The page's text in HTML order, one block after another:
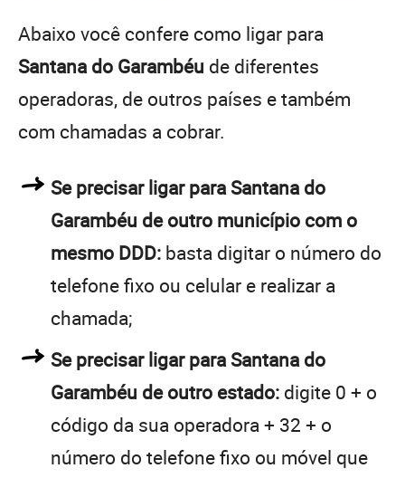
Abaixo você confere como ligar para
Santana do Garambéu de diferentes
operadoras, de outros países e também
com chamadas a cobrar.
Se precisar ligar para Santana do
Garambéu de outro município com o
mesmo DDD: basta digitar o número do
telefone fixo ou celular e realizar a
chamada;
Se precisar ligar para Santana do
Garambéu de outro estado: digite 0 + o
código da sua operadora + 32 + o
número do telefone fixo ou móvel que